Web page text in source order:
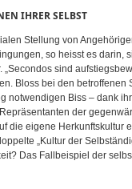
IHRER SELBST
Stellung von
so heisst es darin,
sind
Bloss bei den betroffenen
notwendigen Biss – dank
der
die eigene Herkunftskultur
„Kultur der
Das Fallbeispiel der